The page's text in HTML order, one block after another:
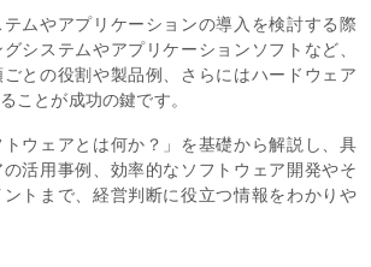
ムやアプリケーションの導入を検討する際
システムやアプリケーションソフトなど、
との役割や製品例、さらにはハードウェア
ことが成功の鍵です。
ウェアとは何か？」を基礎から解説し、具
活用事例、効率的なソフトウェア開発やそ
トまで、経営判断に役立つ情報をわかりや